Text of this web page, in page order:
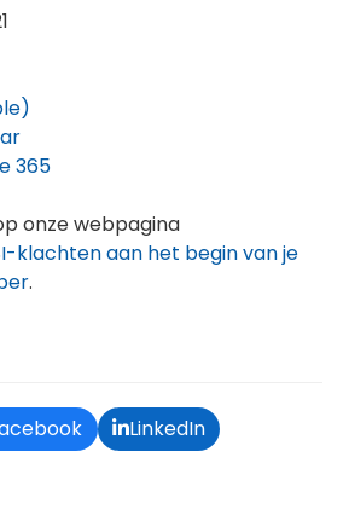
365
onze webpagina
klachten aan het begin van je
.
LinkedIn